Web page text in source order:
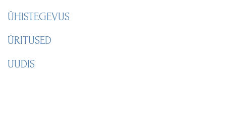
ÜHISTEGEVUS
ÜRITUSED
UUDIS